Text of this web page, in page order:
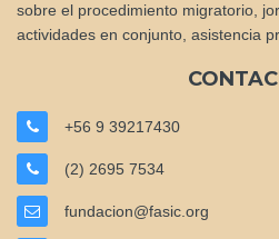
sobre el procedimiento migratorio,
actividades en conjunto, asistencia
+56 9 39217430
(2) 2695 7534
fundacion@fasic.org